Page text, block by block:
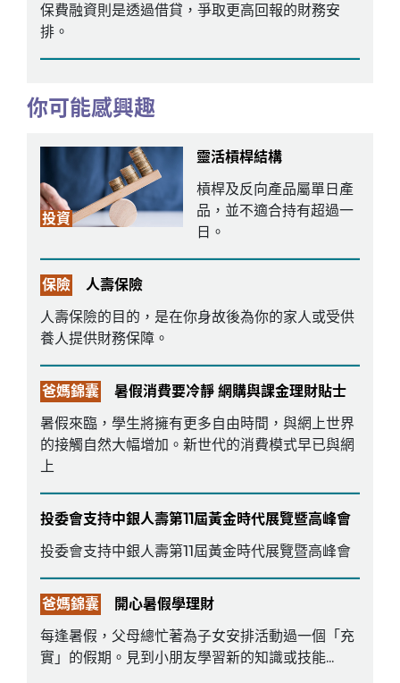
保費融資則是透過借貸，爭取更高回報的財務安
排。
你可能感興趣
投資
靈活槓桿結構
槓桿及反向產品屬單日產
品，並不適合持有超過一
日。
保險
人壽保險
人壽保險的目的，是在你身故後為你的家人或受供
養人提供財務保障。
爸媽錦囊
暑假消費要冷靜 網購與課金理財貼士
暑假來臨，學生將擁有更多自由時間，與網上世界
的接觸自然大幅增加。新世代的消費模式早已與網
上
投委會支持中銀人壽第11屆黃金時代展覽暨高峰會
投委會支持中銀人壽第11屆黃金時代展覽暨高峰會
爸媽錦囊
開心暑假學理財
每逢暑假，父母總忙著為子女安排活動過一個「充
實」的假期。見到小朋友學習新的知識或技能...